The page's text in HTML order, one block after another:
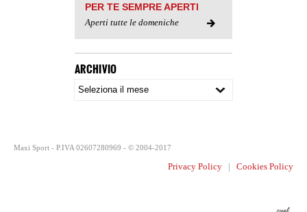
PER TE SEMPRE APERTI
Aperti tutte le domeniche
ARCHIVIO
Maxi Sport - P.IVA 02607280969 - © 2004-2017
Privacy Policy| Cookies Policy